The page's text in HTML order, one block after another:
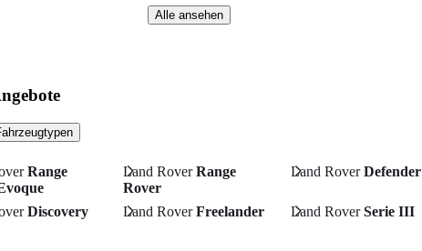
Alle ansehen
Range
Land RoverRange
Rover
Land RoverDefender
Discovery
Land RoverFreelander Land RoverSerie III